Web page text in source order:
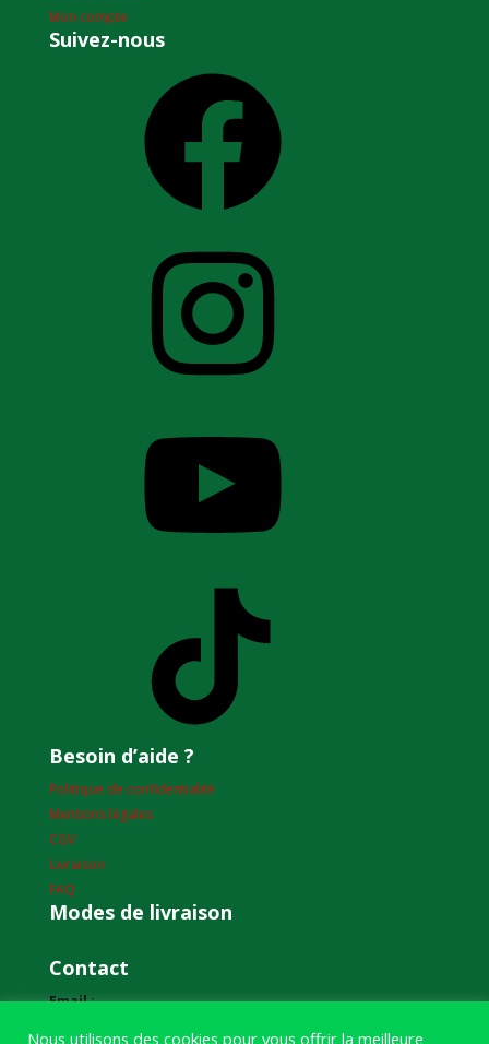
Mon compte
Suivez-nous
Besoin d’aide ?
Politique de confidentialité
Mentions légales
CGV
Livraison
FAQ
Modes de livraison
Contact
Email :
Nous utilisons des cookies pour vous offrir la meilleure